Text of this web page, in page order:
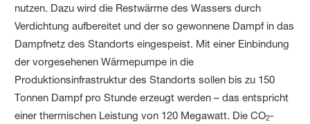
nutzen. Dazu wird die Restwärme des Wassers durch
Verdichtung aufbereitet und der so gewonnene Dampf in das
Dampfnetz des Standorts eingespeist. Mit einer Einbindung
der vorgesehenen Wärmepumpe in die
Produktionsinfrastruktur des Standorts sollen bis zu 150
Tonnen Dampf pro Stunde erzeugt werden – das entspricht
einer thermischen Leistung von 120 Megawatt. Die CO2-